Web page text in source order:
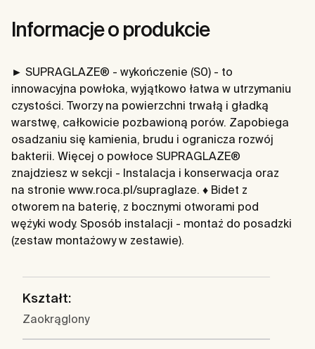
Informacje o produkcie
► SUPRAGLAZE® - wykończenie (S0) - to
innowacyjna powłoka, wyjątkowo łatwa w utrzymaniu
czystości. Tworzy na powierzchni trwałą i gładką
warstwę, całkowicie pozbawioną porów. Zapobiega
osadzaniu się kamienia, brudu i ogranicza rozwój
bakterii. Więcej o powłoce SUPRAGLAZE®
znajdziesz w sekcji - Instalacja i konserwacja oraz
na stronie www.roca.pl/supraglaze. ♦ Bidet z
otworem na baterię, z bocznymi otworami pod
wężyki wody. Sposób instalacji - montaż do posadzki
(zestaw montażowy w zestawie).
Kształt:
Zaokrąglony